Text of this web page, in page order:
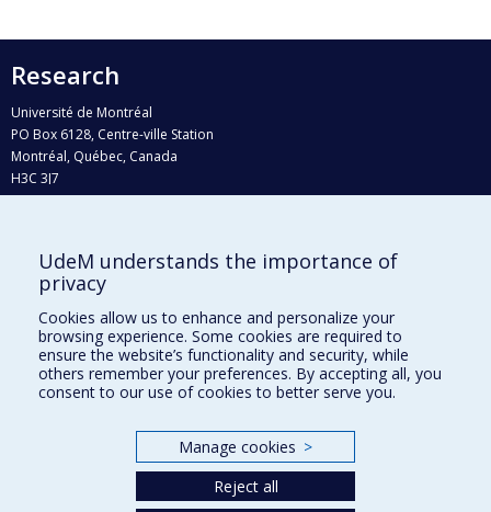
Research
Université de Montréal
PO Box 6128, Centre-ville Station
Montréal, Québec, Canada
H3C 3J7
Who does what?
Find us
Site map
Accessibility
UdeM understands the importance of
privacy
Cookies allow us to enhance and personalize your
browsing experience. Some cookies are required to
ensure the website’s functionality and security, while
others remember your preferences. By accepting all, you
consent to our use of cookies to better serve you.
Manage cookies >
Reject all